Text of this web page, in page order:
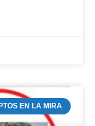
EN LA MIRA